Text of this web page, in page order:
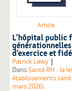
Article
L’hôpital public
d’exercice et
Patrick Lewy |
DansSanté RH - la
établissements
mars 2026)